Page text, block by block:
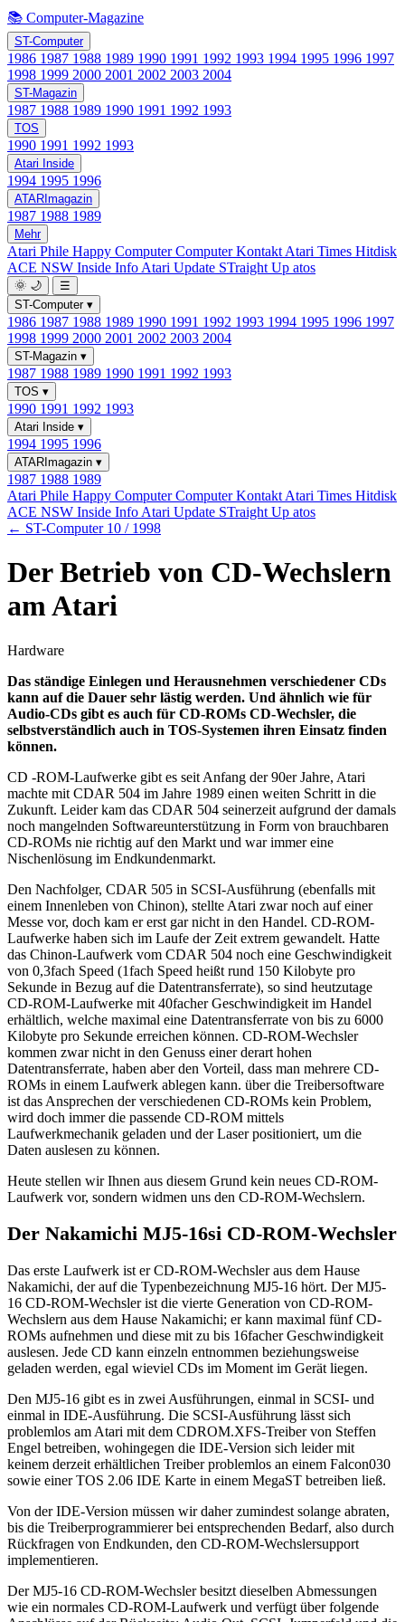
📚 Computer-Magazine
ST-Computer
1986 1987 1988 1989 1990 1991 1992 1993 1994 1995 1996 1997
1998 1999 2000 2001 2002 2003 2004
ST-Magazin
1987 1988 1989 1990 1991 1992 1993
TOS
1990 1991 1992 1993
Atari Inside
1994 1995 1996
ATARImagazin
1987 1988 1989
Mehr
Atari Phile Happy ComputerComputer Kontakt Atari Times Hitdisk
ACE NSW Inside Info Atari Update STraight Up atos
🌞 🌙
☰
ST-Computer ▾
1986 1987 1988 1989 1990 1991 1992 1993 1994 1995 1996 1997
1998 1999 2000 2001 2002 2003 2004
ST-Magazin ▾
1987 1988 1989 1990 1991 1992 1993
TOS ▾
1990 1991 1992 1993
Atari Inside ▾
1994 1995 1996
ATARImagazin ▾
1987 1988 1989
Atari Phile Happy ComputerComputer Kontakt Atari Times Hitdisk
ACE NSW Inside Info Atari Update STraight Up atos
← ST-Computer 10 / 1998
Der Betrieb von CD-Wechslern
am Atari
Hardware
Das ständige Einlegen und Herausnehmen verschiedener CDs
kann auf die Dauer sehr lästig werden. Und ähnlich wie für
Audio-CDs gibt es auch für CD-ROMs CD-Wechsler, die
selbstverständlich auch in TOS-Systemen ihren Einsatz finden
können.
CD -ROM-Laufwerke gibt es seit Anfang der 90er Jahre, Atari
machte mit CDAR 504 im Jahre 1989 einen weiten Schritt in die
Zukunft. Leider kam das CDAR 504 seinerzeit aufgrund der damals
noch mangelnden Softwareunterstützung in Form von brauchbaren
CD-ROMs nie richtig auf den Markt und war immer eine
Nischenlösung im Endkundenmarkt.
Den Nachfolger, CDAR 505 in SCSI-Ausführung (ebenfalls mit
einem Innenleben von Chinon), stellte Atari zwar noch auf einer
Messe vor, doch kam er erst gar nicht in den Handel. CD-ROM-
Laufwerke haben sich im Laufe der Zeit extrem gewandelt. Hatte
das Chinon-Laufwerk vom CDAR 504 noch eine Geschwindigkeit
von 0,3fach Speed (1fach Speed heißt rund 150 Kilobyte pro
Sekunde in Bezug auf die Datentransferrate), so sind heutzutage
CD-ROM-Laufwerke mit 40facher Geschwindigkeit im Handel
erhältlich, welche maximal eine Datentransferrate von bis zu 6000
Kilobyte pro Sekunde erreichen können. CD-ROM-Wechsler
kommen zwar nicht in den Genuss einer derart hohen
Datentransferrate, haben aber den Vorteil, dass man mehrere CD-
ROMs in einem Laufwerk ablegen kann. über die Treibersoftware
ist das Ansprechen der verschiedenen CD-ROMs kein Problem,
wird doch immer die passende CD-ROM mittels
Laufwerkmechanik geladen und der Laser positioniert, um die
Daten auslesen zu können.
Heute stellen wir Ihnen aus diesem Grund kein neues CD-ROM-
Laufwerk vor, sondern widmen uns den CD-ROM-Wechslern.
Der Nakamichi MJ5-16si CD-ROM-Wechsler
Das erste Laufwerk ist er CD-ROM-Wechsler aus dem Hause
Nakamichi, der auf die Typenbezeichnung MJ5-16 hört. Der MJ5-
16 CD-ROM-Wechsler ist die vierte Generation von CD-ROM-
Wechslern aus dem Hause Nakamichi; er kann maximal fünf CD-
ROMs aufnehmen und diese mit zu bis 16facher Geschwindigkeit
auslesen. Jede CD kann einzeln entnommen beziehungsweise
geladen werden, egal wieviel CDs im Moment im Gerät liegen.
Den MJ5-16 gibt es in zwei Ausführungen, einmal in SCSI- und
einmal in IDE-Ausführung. Die SCSI-Ausführung lässt sich
problemlos am Atari mit dem CDROM.XFS-Treiber von Steffen
Engel betreiben, wohingegen die IDE-Version sich leider mit
keinem derzeit erhältlichen Treiber problemlos an einem Falcon030
sowie einer TOS 2.06 IDE Karte in einem MegaST betreiben ließ.
Von der IDE-Version müssen wir daher zumindest solange abraten,
bis die Treiberprogrammierer bei entsprechenden Bedarf, also durch
Rückfragen von Endkunden, den CD-ROM-Wechslersupport
implementieren.
Der MJ5-16 CD-ROM-Wechsler besitzt dieselben Abmessungen
wie ein normales CD-ROM-Laufwerk und verfügt über folgende